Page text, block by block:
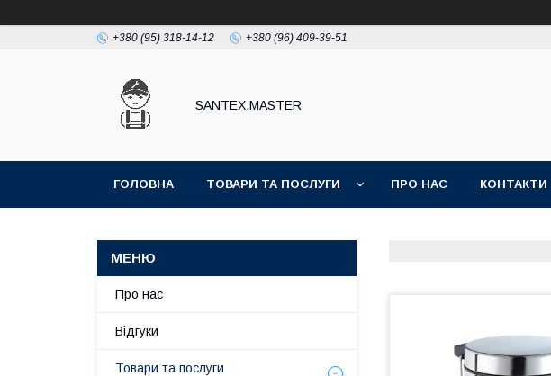
+380 (95) 318-14-12 +380 (96) 409-39-51
SANTEX.MASTER
ГОЛОВНА ТОВАРИ ТА ПОСЛУГИ ПРО НАС КОНТАКТИ
Про нас
Відгуки
Товари та послуги